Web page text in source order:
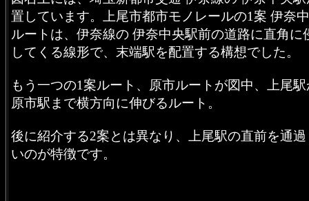
置しています。上尾市都市モノレールの1案 伊奈
ルートは、伊奈線の 伊奈中央駅前の道路に直角に
してくる線形で、末端駅を配置する構想でした。
もう一つの1案ルート、原市ルートが図中、上尾
原市駅まで横方向に伸びるルート。
後に紹介する2案とは異なり、上尾駅の直前を通
いのが特徴です。